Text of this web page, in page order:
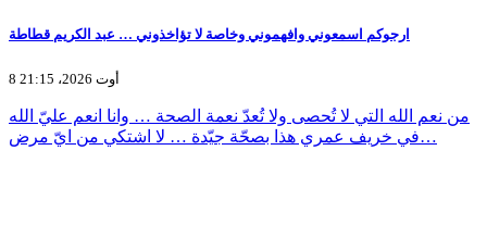
ارجوكم اسمعوني وافهموني وخاصة لا تؤاخذوني … عبد الكريم قطاطة
8 أوت 2026، 21:15
من نعم الله التي لا تُحصى ولا تُعدّ نعمة الصحة … وانا انعم عليّ الله
في خريف عمري هذا بصحّة جيّدة … لا اشتكي من ايّ مرض…